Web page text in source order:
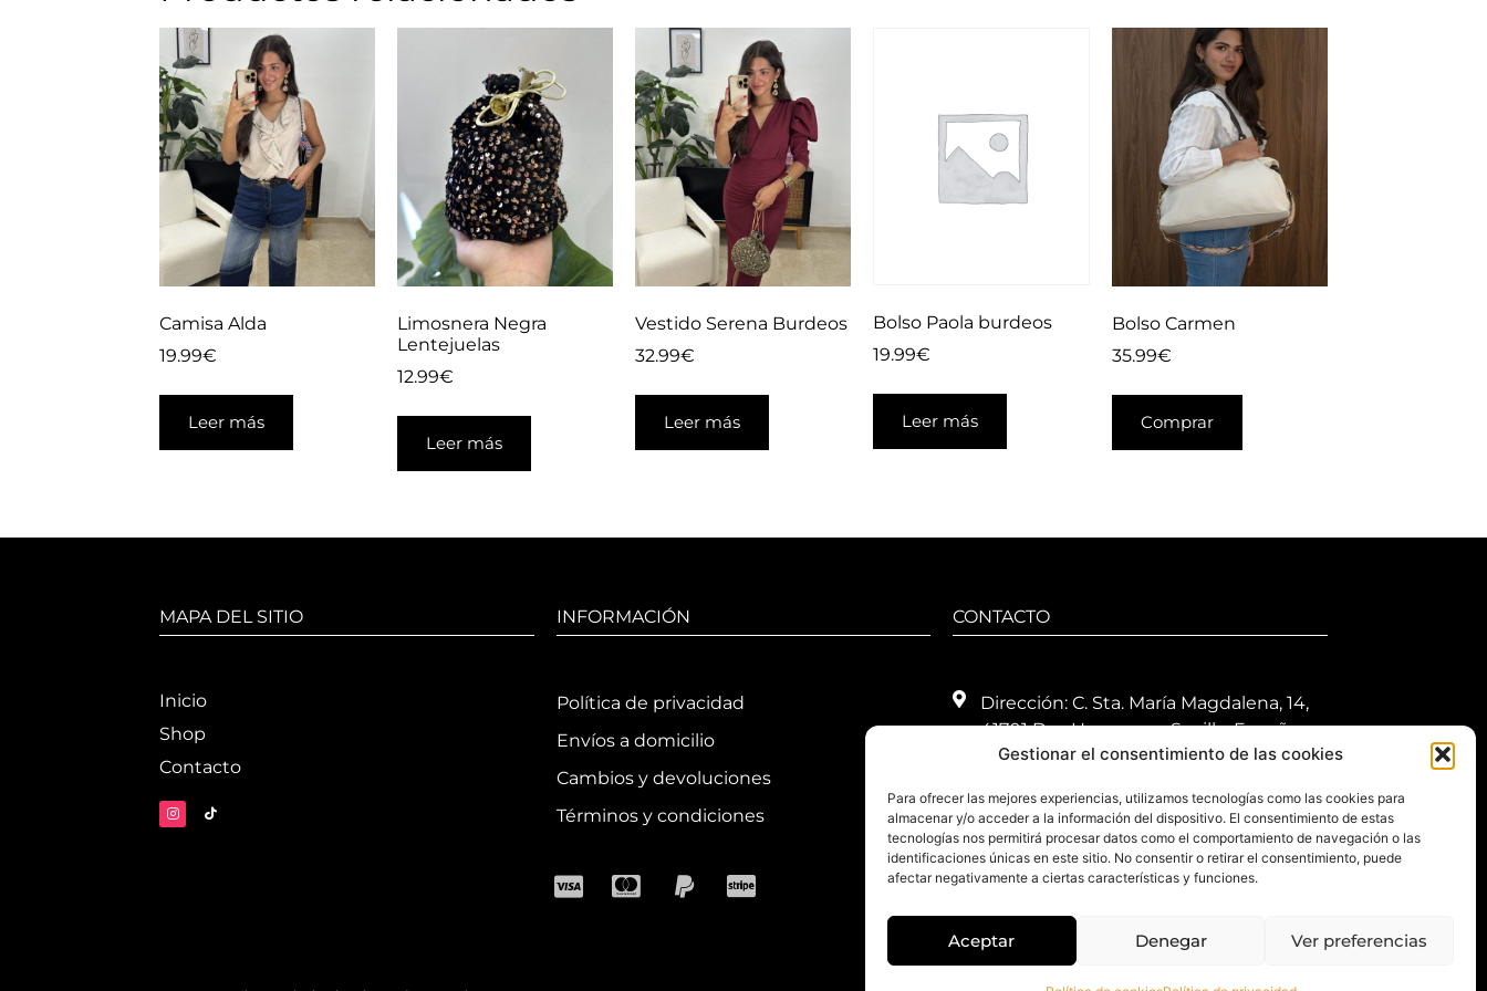
Gestionar el consentimiento de las cookies
Para ofrecer las mejores experiencias, utilizamos tecnologías como las cookies para
almacenar y/o acceder a la información del dispositivo. El consentimiento de estas
tecnologías nos permitirá procesar datos como el comportamiento de navegación o las
identificaciones únicas en este sitio. No consentir o retirar el consentimiento, puede
afectar negativamente a ciertas características y funciones.
Aceptar Denegar Ver preferencias
Camisa Alda
19.99€
Leer más
Limosnera Negra
Lentejuelas
12.99€
Leer más
Vestido Serena Burdeos
32.99€
Leer más
Bolso Paola burdeos
19.99€
Leer más
Bolso Carmen
35.99€
Comprar
MAPA DEL SITIO
Inicio
Shop
Contacto
INFORMACIÓN
Política de privacidad
Envíos a domicilio
Cambios y devoluciones
Términos y condiciones
CONTACTO
Dirección: C. Sta. María Magdalena, 14,
41701 Dos Hermanas, Sevilla, España
Teléfono +34 694 46 69 91
Horario: Lunes a Viernes de 10:00 a
13:30 hs y 17:30 a 20:30 hs. Sábados de
10:30 a 14:00 hs.